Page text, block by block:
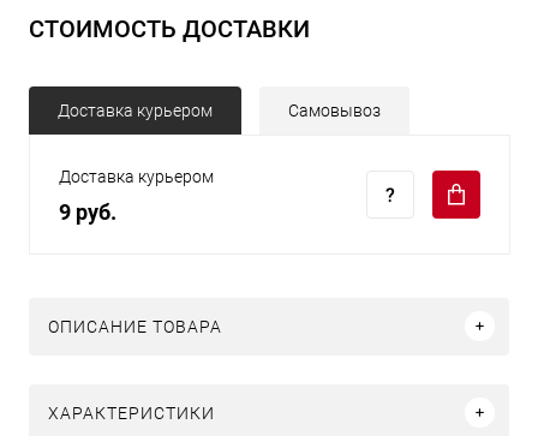
СТОИМОСТЬ ДОСТАВКИ
Доставка курьером Самовывоз
Доставка курьером
9 руб.
ОПИСАНИЕ ТОВАРА
ХАРАКТЕРИСТИКИ